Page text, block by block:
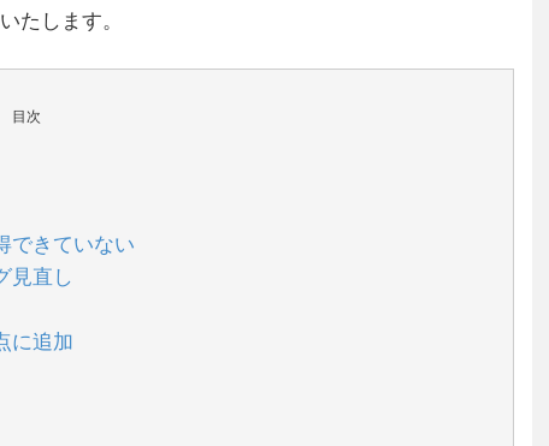
たします。
目次
できていない
見直し
に追加